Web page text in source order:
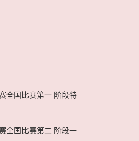
全国比赛第一 阶段特
全国比赛第二 阶段一